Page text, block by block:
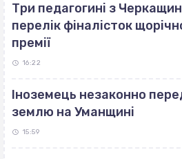
Три педагогині з
перелік фіналісток
премії
16:22
Іноземець незаконно
землю на Уманщині
15:59